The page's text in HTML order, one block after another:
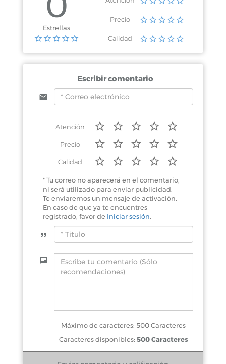
Estrellas
Precio
Calidad
Escribir comentario
Atención
Precio
Calidad
* Tu correo no aparecerá en el comentario,
ni será utilizado para enviar publicidad.
Te enviaremos un mensaje de activación.
En caso de que ya te encuentres
registrado, favor de Iniciar sesión.
Máximo de caracteres: 500 Caracteres
Caracteres disponibles: 500 Caracteres